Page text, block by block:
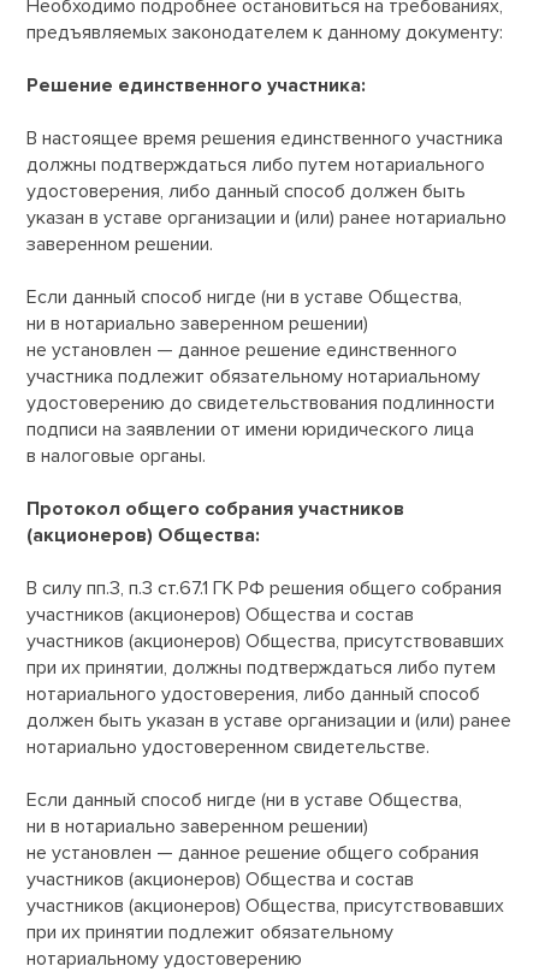
Необходимо подробнее остановиться на требованиях,
предъявляемых законодателем к данному документу:
Решение единственного участника:
В настоящее время решения единственного участника
должны подтверждаться либо путем нотариального
удостоверения, либо данный способ должен быть
указан в уставе организации и (или) ранее нотариально
заверенном решении.
Если данный способ нигде (ни в уставе Общества,
ни в нотариально заверенном решении)
не установлен — данное решение единственного
участника подлежит обязательному нотариальному
удостоверению до свидетельствования подлинности
подписи на заявлении от имени юридического лица
в налоговые органы.
Протокол общего собрания участников
(акционеров) Общества:
В силу пп.3, п.3 ст.67.1 ГК РФ решения общего собрания
участников (акционеров) Общества и состав
участников (акционеров) Общества, присутствовавших
при их принятии, должны подтверждаться либо путем
нотариального удостоверения, либо данный способ
должен быть указан в уставе организации и (или) ранее
нотариально удостоверенном свидетельстве.
Если данный способ нигде (ни в уставе Общества,
ни в нотариально заверенном решении)
не установлен — данное решение общего собрания
участников (акционеров) Общества и состав
участников (акционеров) Общества, присутствовавших
при их принятии подлежит обязательному
нотариальному удостоверению